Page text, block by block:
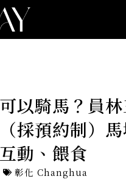
以騎馬？員
採預約制）
動、餵食
彰化 Changhua